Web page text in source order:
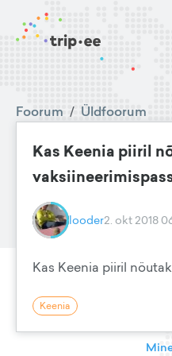
Foorum / Üldfoorum
Kas Keenia piiril
looder2. okt 2018
Kas Keenia piiril
Keenia